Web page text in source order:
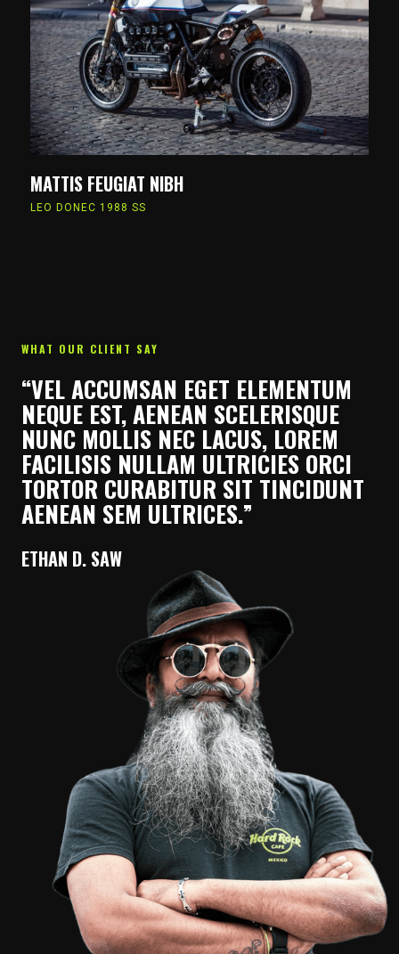
MATTIS FEUGIAT NIBH
LEO DONEC 1988 SS
WHAT OUR CLIENT SAY
“VEL ACCUMSAN EGET ELEMENTUM
NEQUE EST, AENEAN SCELERISQUE
NUNC MOLLIS NEC LACUS, LOREM
FACILISIS NULLAM ULTRICIES ORCI
TORTOR CURABITUR SIT TINCIDUNT
AENEAN SEM ULTRICES.”
ETHAN D. SAW